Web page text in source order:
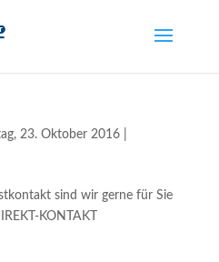
23. Oktober 2016|
sind wir gerne für Sie
KONTAKT